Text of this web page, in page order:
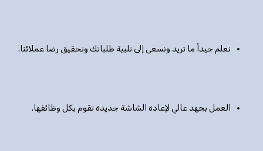
نعلم جيداً ما تريد ونسعى إلى تلبية طلباتك وتحقيق رضا عملائنا.
العمل بجهد عالي لإعادة الشاشة جديدة تقوم بكل وظائفها.